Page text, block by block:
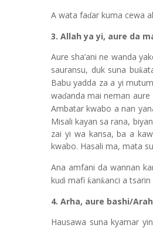
A wata faɗar kuma cewa
3. Allah ya yi, aure da
Aure sha’ani ne wanda
sauransu, duk suna buƙ
Babu yadda za a yi
waɗanda mai neman
Ambatar kwabo a nan
Misali kayan sa rana,
zai yi wa kansa, ba a
kwabo. Hasali ma, mata
Ana amfani da wannan
kuɗi mafi ƙanƙanci a
4. Arha, aure bashi/
Hausawa suna kyamar